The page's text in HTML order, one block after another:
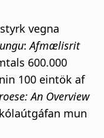
vegna
:Afmælisrit
600.000
100 eintök af
An Overview
mun